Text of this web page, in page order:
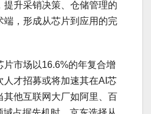
提升采销决策、仓储管理的
端，形成从芯片到应用的完
片市场以16.6%的年复合增
人才招募或将加速其在AI芯
其他互联网大厂如阿里、百